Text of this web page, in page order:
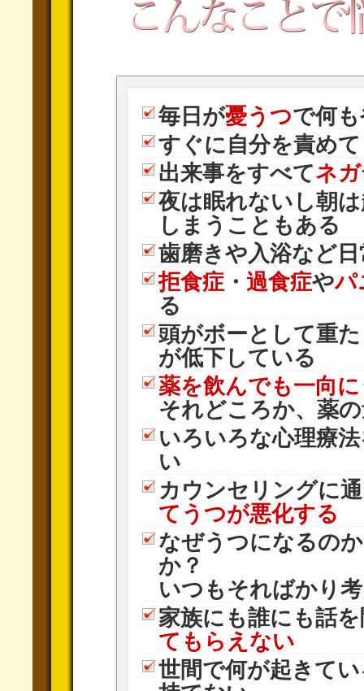
毎日が憂うつで何
すぐに自分を責め
出来事をすべてネ
夜は眠れないし朝
しまうこともある
歯磨きや入浴など
拒食症・ 過食症やパ
る
頭がボーとして重
が低下している
薬を飲んでも一向
それどころか、薬
いろいろな心理療
い
カウンセリングに
てうつが悪化する
なぜうつになるの
か？
いつもそればかり
家族にも誰にも話
てもらえない
世間で何が起きて